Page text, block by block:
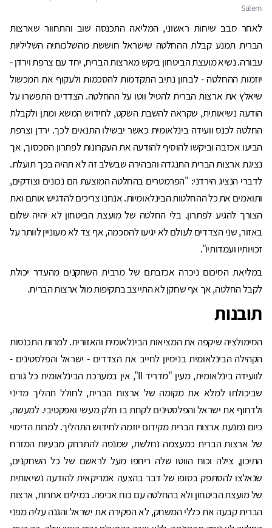
לאחר סבב שיחות ראשוני, המליאה התכנסה שוב והתחוור שארצות
הברית תמנע קבלת ההחלטה שישראל חוששת מהשלכותיה השליליות
עבורה. נשיא מועצת הביטחון ביקש מארצות הברית, יחד עם צרפת וירדן -
יוזמות ההחלטה - לבחון נתיב התקדמות להסכמות ולעקוף את המכשול
שיאלץ את ארצות הברית להטיל ווטו על ההחלטה. הצדדים התפשרו על
הודעה נשיאותית, שקראה להשבת השקט, לחידוש המשא ומתן ולקבלת
החלטה לכנס וועידה בינלאומית כאשר יבשילו התנאים לכך. ירדן וצרפת
הביעו אכזבה וביקשו להוסיף להודעה את העקרונות לפתרון הסכסוך, אך
נציגת ארצות הברית התנגדה והבהירה שבשלב זה לא תהיה בכך תועלת.
לדברי הנציג הירדני: "הפרמטרים בהחלטה המוצעת הם נכונים וצודקים,
ותואמים את כל ההחלטות הבינלאומיות. אנחנו צריכים להדגיש אותם ואת
הצורך להגיע לפתרון. בלי החלטה של מועצת הביטחון לא יהיה שלום
באזור, שני הצדדים לעולם לא יגיעו להסכמה, אף צד לא מעוניין לוותר על
זכויותיו ועמדותיו".
במליאת הסיכום ניכרה אכזבתם של מרבית השחקנים מהעדר יכולת
לקבל החלטה, אך אף שחקן לא התייצב בתקיפות מול ארצות הברית.
תובנות
הסימולציה שיקפה את המציאות הבינלאומית והאזורית. למרות התכנסות
הקהילה הבינלאומית בניסיון לחייב את הצדדים - ישראל והפלסטינים -
לוועידה בינלאומית, מעין "מדריד II", אין במערכת הבינלאומית כל גורם
שביכולתו למלא את מקומה של ארצות הברית, לחולל תהליך מדיני
ולדחוף את ישראל והפלסטינים לקחת בו חלק מעשי ואפקטיבי. למעשה,
כיום נמנעת ארצות הברית מקידום יוזמה לחידוש התהליך. למרות הדימוי
של ארצות הברית כמעצמה נחלשת, שמנסה להתרחק מבעיות המזרח
התיכון, צילה וכוח הווטו שלה ריחפו מעל לראשם של כל השחקנים,
שנאלצו להסתפק בסופו של דבר בהצעה אמריקאית להודעה נשיאותית
של מועצת הביטחון ולא בהחלטה עם כוח אכיפה. במילים אחרות, ארצות
הברית קבעה את כללי המשחק, לא הפקירה את ישראל והגנה עליה מפני